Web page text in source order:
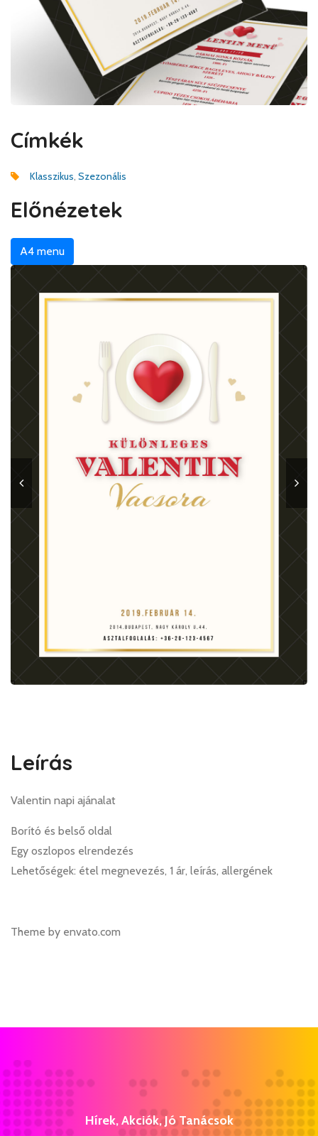
Címkék
Klasszikus, Szezonális
Előnézetek
A4 menu
Leírás
Valentin napi ajánalat
Borító és belső oldal
Egy oszlopos elrendezés
Lehetőségek: étel megnevezés, 1 ár, leírás, allergének
Theme by envato.com
Hírek, Akciók, Jó Tanácsok